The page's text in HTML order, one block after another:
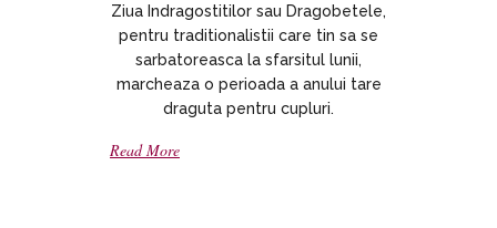
Ziua Indragostitilor sau Dragobetele,
pentru traditionalistii care tin sa se
sarbatoreasca la sfarsitul lunii,
marcheaza o perioada a anului tare
draguta pentru cupluri.
Read More